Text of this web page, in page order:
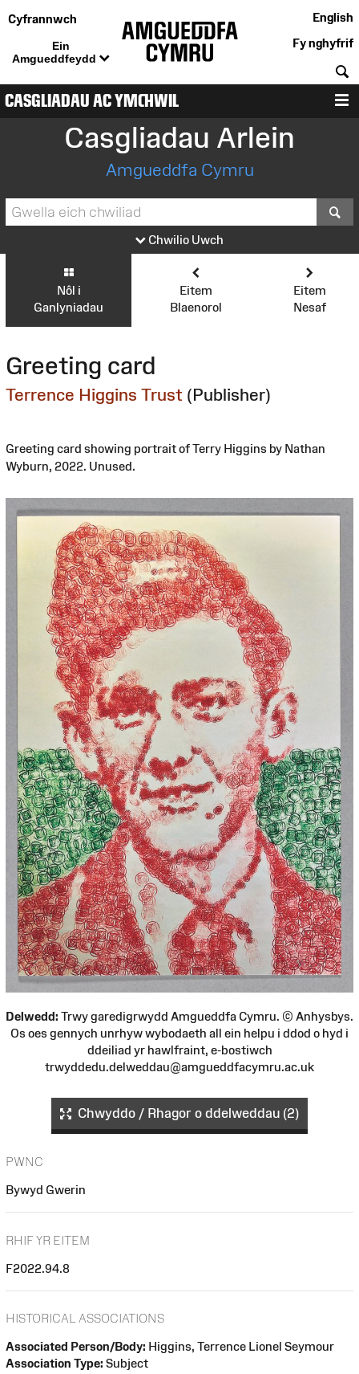
Cyfrannwch
Ein
Amgueddfeydd
English
Fy nghyfrif
CASGLIADAU AC YMCHWIL
Casgliadau Arlein
Amgueddfa Cymru
Chwilio Uwch
Nôl i
Ganlyniadau
Eitem
Blaenorol
Eitem
Nesaf
Greeting card
Terrence Higgins Trust (Publisher)
Greeting card showing portrait of Terry Higgins by Nathan
Wyburn, 2022. Unused.
Delwedd: Trwy garedigrwydd Amgueddfa Cymru. © Anhysbys.
Os oes gennych unrhyw wybodaeth all ein helpu i ddod o hyd i
ddeiliad yr hawlfraint, e-bostiwch
trwyddedu.delweddau@amgueddfacymru.ac.uk
Chwyddo / Rhagor o ddelweddau (2)
PWNC
Bywyd Gwerin
RHIF YR EITEM
F2022.94.8
HISTORICAL ASSOCIATIONS
Associated Person/Body: Higgins, Terrence Lionel Seymour
Association Type: Subject